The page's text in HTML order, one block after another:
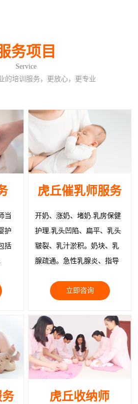
务项目
Service
的培训服务，更放心，更专业
当
护
括
虎丘催乳师服务
开奶、涨奶、堵奶.乳房保健
护理.乳头凹陷、扁平、乳头
皲裂、乳汁淤积。奶块、乳
腺疏通。急性乳腺炎、指导
腺缓解症状、追奶；乳房韧
立即咨询
虎丘收纳师